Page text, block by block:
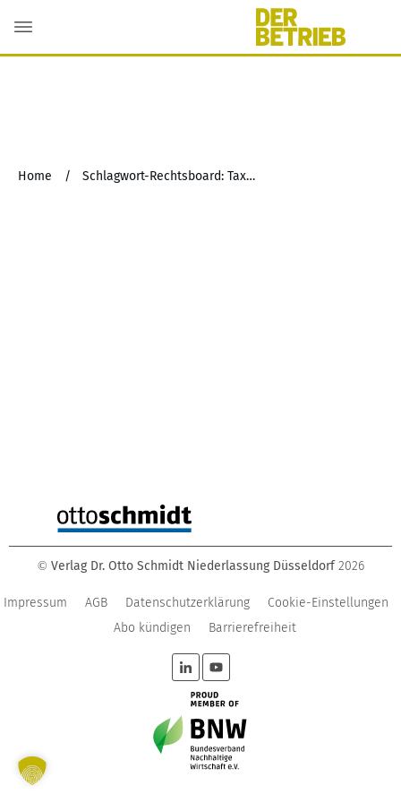
Home / Schlagwort-Rechtsboard: Taxonomie-Verordnung
© Verlag Dr. Otto Schmidt Niederlassung Düsseldorf 2026
Impressum AGB Datenschutzerklärung
Cookie-Einstellungen
Abo kündigen
Barrierefreiheit